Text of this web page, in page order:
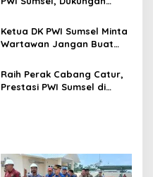
Mengalir
Ketua DK PWI Sumsel Minta
Wartawan Jangan Buat
Menghakimi
Raih Perak Cabang Catur,
Prestasi PWI Sumsel di